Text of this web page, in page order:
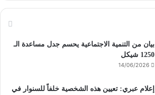
بيان من التنمية الاجتماعية يحسم جدل مساعدة الـ
1250 شيكل
14/06/2026
إعلام عبري: تعيين هذه الشخصية خلفاً للسنوار في